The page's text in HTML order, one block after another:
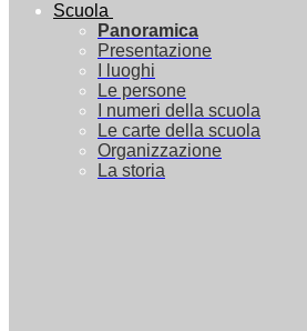
Scuola
Panoramica
Presentazione
I luoghi
Le persone
I numeri della scuola
Le carte della scuola
Organizzazione
La storia